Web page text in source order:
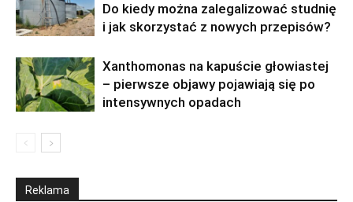
Do kiedy można zalegalizować studnię
i jak skorzystać z nowych przepisów?
Xanthomonas na kapuście głowiastej
– pierwsze objawy pojawiają się po
intensywnych opadach
Reklama